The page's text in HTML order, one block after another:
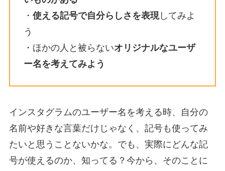
・ 使える記号で自分らしさを表現してみよ
う
・ほかの人と被らないオリジナルなユーザ
ー名を考えてみよう
インスタグラムのユーザー名を考える時、自分の
名前や好きな言葉だけじゃなく、記号も使ってみ
たいと思うことないかな。でも、実際にどんな記
号が使えるのか、知ってる？今から、そのことに